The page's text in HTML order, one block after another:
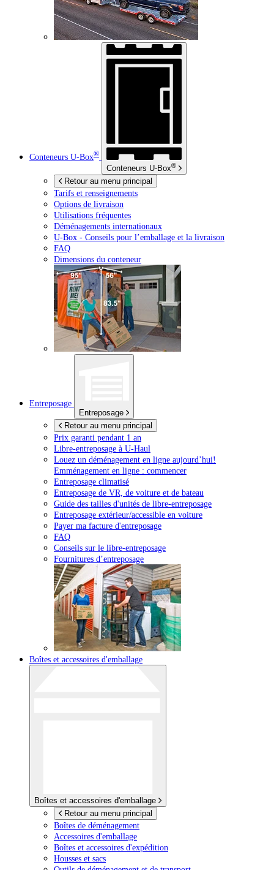
Conteneurs U-Box®
Conteneurs U-Box®
Retour au menu principal
Tarifs et renseignements
Options de livraison
Utilisations fréquentes
Déménagements internationaux
U-Box - Conseils pour l’emballage et la livraison
FAQ
Dimensions du conteneur
Entreposage
Entreposage
Retour au menu principal
Prix garanti pendant 1 an
Libre-entreposage à U-Haul
Louez un déménagement en ligne aujourd’hui!
Emménagement en ligne : commencer
Entreposage climatisé
Entreposage de VR, de voiture et de bateau
Guide des tailles d'unités de libre-entreposage
Entreposage extérieur/accessible en voiture
Payer ma facture d'entreposage
FAQ
Conseils sur le libre-entreposage
Fournitures d’entreposage
Boîtes et accessoires d'emballage
Boîtes et accessoires d'emballage
Retour au menu principal
Boîtes de déménagement
Accessoires d'emballage
Boîtes et accessoires d'expédition
Housses et sacs